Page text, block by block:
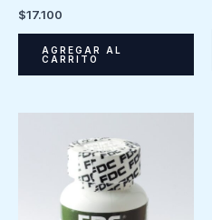
$17.100
AGREGAR AL
CARRITO